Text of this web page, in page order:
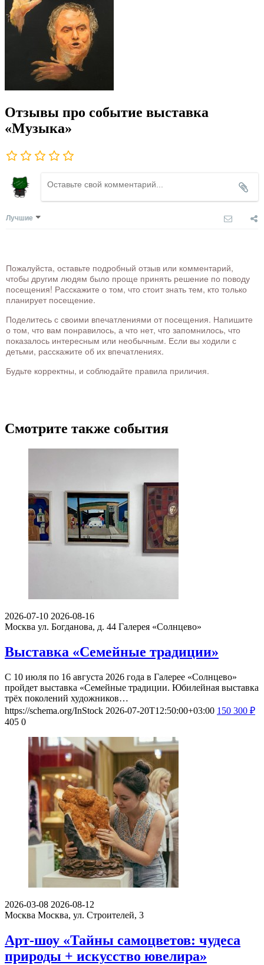
Отзывы про событие выставка
«Музыка»
Лучшие
Пожалуйста, оставьте подробный отзыв или комментарий,
чтобы другим людям было проще принять решение по поводу
посещения! Расскажите о том, что стоит знать тем, кто только
планирует посещение.
Поделитесь с своими впечатлениями от посещения. Напишите
о том, что вам понравилось, а что нет, что запомнилось, что
показалось интересным или необычным. Если вы ходили с
детьми, расскажите об их впечатлениях.
Будьте корректны, и соблюдайте правила приличия.
Смотрите также события
2026-07-10 2026-08-16
Москва ул. Богданова, д. 44 Галерея «Солнцево»
Выставка «Семейные традиции»
С 10 июля по 16 августа 2026 года в Галерее «Солнцево»
пройдет выставка «Семейные традиции. Юбилейная выставка
трёх поколений художников…
https://schema.org/InStock 2026-07-20T12:50:00+03:00 150 300 ₽
405 0
2026-03-08 2026-08-12
Москва Москва, ул. Строителей, 3
Арт-шоу «Тайны самоцветов: чудеса
природы + искусство ювелира»